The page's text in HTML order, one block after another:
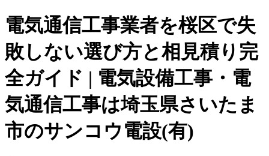
電気通信工事業者を桜区で失
敗しない選び方と相見積り完
全ガイド | 電気設備工事・電
気通信工事は埼玉県さいたま
市のサンコウ電設(有)